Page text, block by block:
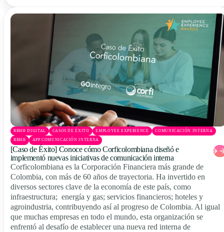
RRHH DIGITAL CASOS DE ÉXITO EMPLOYEE EXPERIENCE COMUNICACIÓN INTERNA
RRHH APP COMUNICACIÓN INTERNA
[Caso de Éxito] Conoce cómo Corficolombiana diseñó e
implementó nuevas iniciativas de comunicación interna
Corficolombiana es la Corporación Financiera más grande de
Colombia, con más de 60 años de trayectoria. Ha invertido en
diversos sectores clave de la economía de este país, como
infraestructura; energía y gas; servicios financieros; hoteles y
agroindustria, contribuyendo así al progreso de Colombia. Al igual
que muchas empresas en todo el mundo, esta organización se
enfrentó al desafío de establecer una nueva red interna de